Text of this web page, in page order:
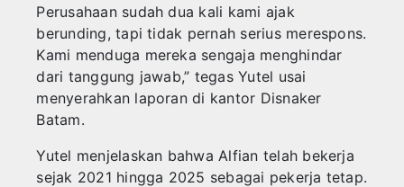
Perusahaan sudah dua kali kami ajak
berunding, tapi tidak pernah serius merespons.
Kami menduga mereka sengaja menghindar
dari tanggung jawab,” tegas Yutel usai
menyerahkan laporan di kantor Disnaker
Batam.
Yutel menjelaskan bahwa Alfian telah bekerja
sejak 2021 hingga 2025 sebagai pekerja tetap.